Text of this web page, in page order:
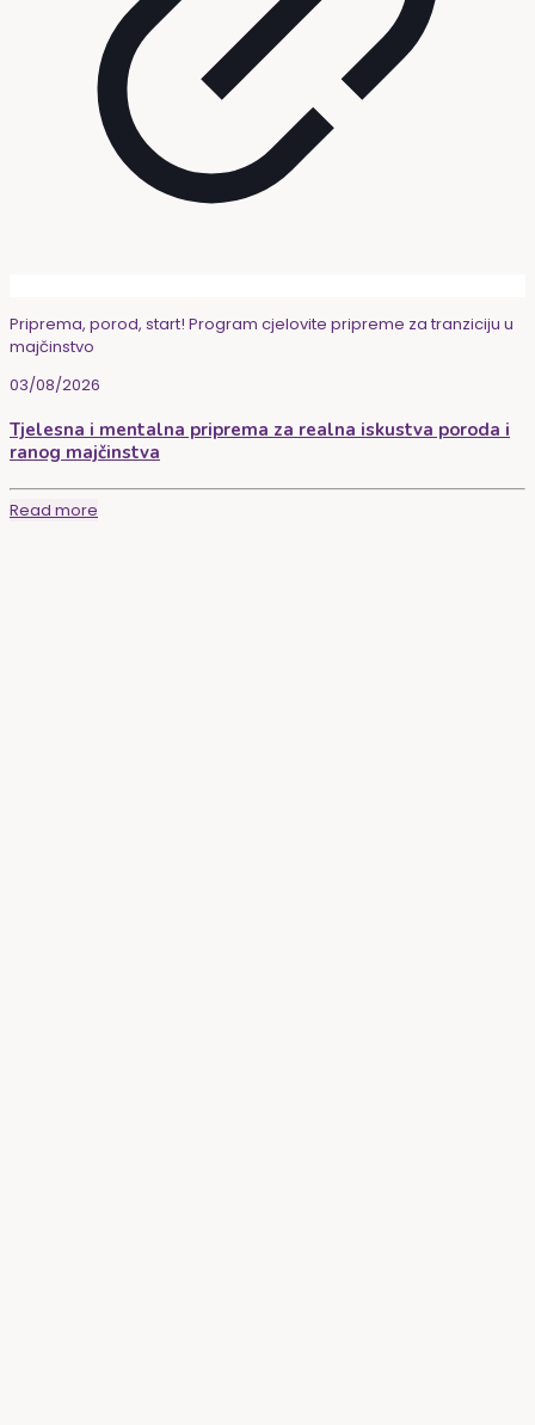
Priprema, porod, start! Program cjelovite pripreme za tranziciju u
majčinstvo
03/08/2026
Tjelesna i mentalna priprema za realna iskustva poroda i
ranog majčinstva
Read more